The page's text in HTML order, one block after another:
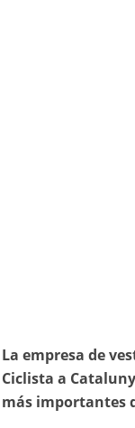
La empresa de
Ciclista a
más importantes